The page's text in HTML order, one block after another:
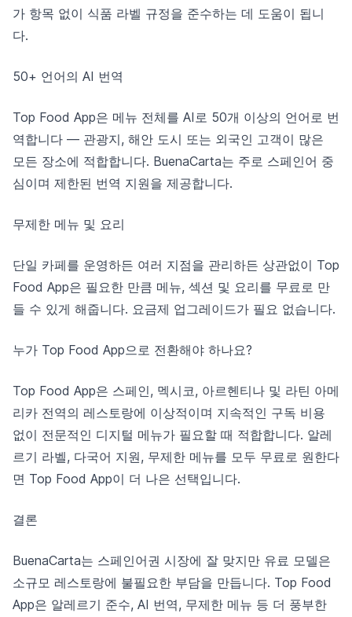
가 항목 없이 식품 라벨 규정을 준수하는 데 도움이 됩니
다.
50+ 언어의 AI 번역
Top Food App은 메뉴 전체를 AI로 50개 이상의 언어로 번
역합니다 — 관광지, 해안 도시 또는 외국인 고객이 많은
모든 장소에 적합합니다. BuenaCarta는 주로 스페인어 중
심이며 제한된 번역 지원을 제공합니다.
무제한 메뉴 및 요리
단일 카페를 운영하든 여러 지점을 관리하든 상관없이 Top
Food App은 필요한 만큼 메뉴, 섹션 및 요리를 무료로 만
들 수 있게 해줍니다. 요금제 업그레이드가 필요 없습니다.
누가 Top Food App으로 전환해야 하나요?
Top Food App은 스페인, 멕시코, 아르헨티나 및 라틴 아메
리카 전역의 레스토랑에 이상적이며 지속적인 구독 비용
없이 전문적인 디지털 메뉴가 필요할 때 적합합니다. 알레
르기 라벨, 다국어 지원, 무제한 메뉴를 모두 무료로 원한다
면 Top Food App이 더 나은 선택입니다.
결론
BuenaCarta는 스페인어권 시장에 잘 맞지만 유료 모델은
소규모 레스토랑에 불필요한 부담을 만듭니다. Top Food
App은 알레르기 준수, AI 번역, 무제한 메뉴 등 더 풍부한